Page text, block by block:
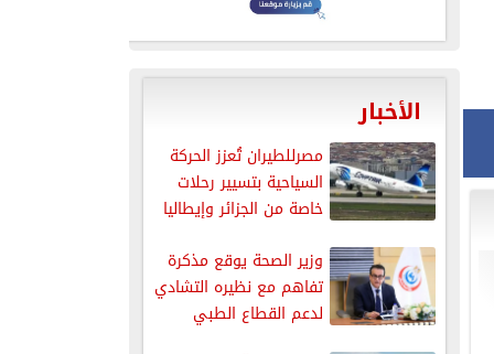
الأخبار
مصرللطيران تُعزز الحركة
السياحية بتسيير رحلات
خاصة من الجزائر وإيطاليا
وزير الصحة يوقع مذكرة
تفاهم مع نظيره التشادي
لدعم القطاع الطبي